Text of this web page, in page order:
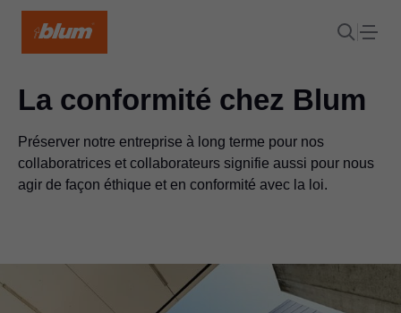
La conformité chez Blum
Préserver notre entreprise à long terme pour nos
collaboratrices et collaborateurs signifie aussi pour nous
agir de façon éthique et en conformité avec la loi.